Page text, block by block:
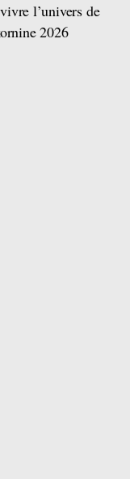
l’univers de
2026